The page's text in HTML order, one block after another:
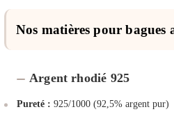
Nos matières pour bagues
Argent rhodié 925
Pureté : 925/1000 (92,5% argent pur)